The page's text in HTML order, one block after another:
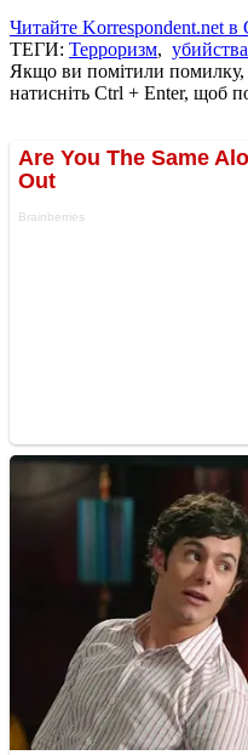
Читайте Korrespondent.net в
ТЕГИ: Терроризм, убийства
Якщо ви помітили помилку,
натисніть Ctrl + Enter, щоб